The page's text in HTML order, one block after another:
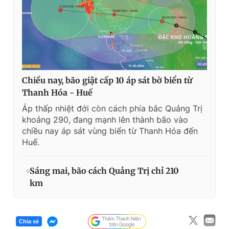
m
Chiều nay, bão giật cấp 10 áp sát bờ biển từ
Thanh Hóa - Huế
Áp thấp nhiệt đới còn cách phía bắc Quảng Trị
khoảng 290, đang mạnh lên thành bão vào
chiều nay áp sát vùng biển từ Thanh Hóa đến
Huế.
Sáng mai, bão cách Quảng Trị chỉ 210
km
Chia sẻ